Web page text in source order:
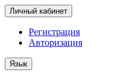
Личный кабинет
Регистрация
Авторизация
Язык